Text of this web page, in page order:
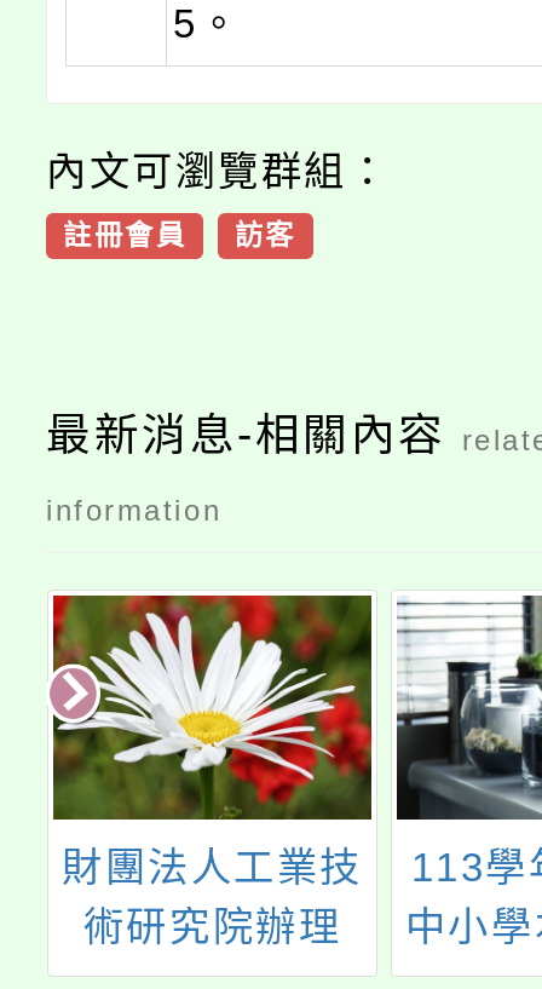
5。
內文可瀏覽群組：
註冊會員 訪客
最新消息-相關內容
information
業技
辦理
113學年度國民
中小學本土語文